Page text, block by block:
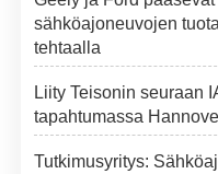
sähköajoneuvojen
tehtaalla
Liity Teisonin seuraan
tapahtumassa
Tutkimusyritys: